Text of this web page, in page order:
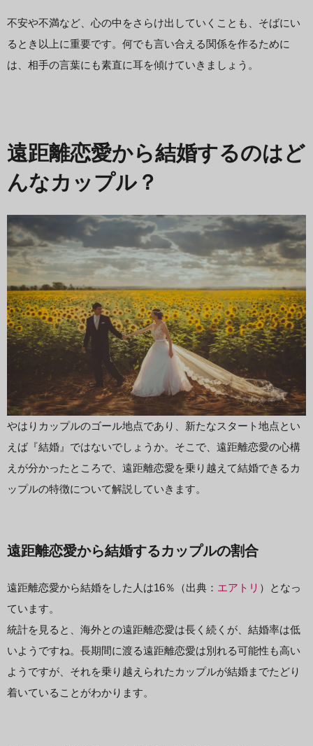
不安や不満など、心の中をさらけ出していくことも、そばにい
るとき以上に重要です。何でも言い合える関係を作るために
は、相手の言葉にも素直に耳を傾けていきましょう。
遠距離恋愛から結婚するのはど
んなカップル？
やはりカップルのゴール地点であり、新たなスタート地点とい
えば『結婚』ではないでしょうか。そこで、遠距離恋愛の心構
えが分かったところで、遠距離恋愛を乗り越えて結婚できるカ
ップルの特徴について解説していきます。
遠距離恋愛から結婚するカップルの割合
遠距離恋愛から結婚をした人は16％（出典： エアトリ ）となっ
ています。
統計を見ると、海外との遠距離恋愛は長く続くが、結婚率は低
いようですね。長期間に渡る遠距離恋愛は別れる可能性も高い
ようですが、それを乗り越えられたカップルが結婚までたどり
着いていることがわかります。